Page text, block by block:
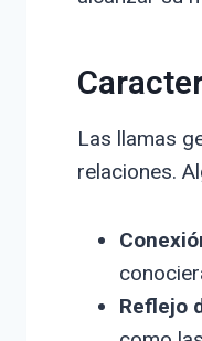
Las llamas
relaciones.
Reflejo